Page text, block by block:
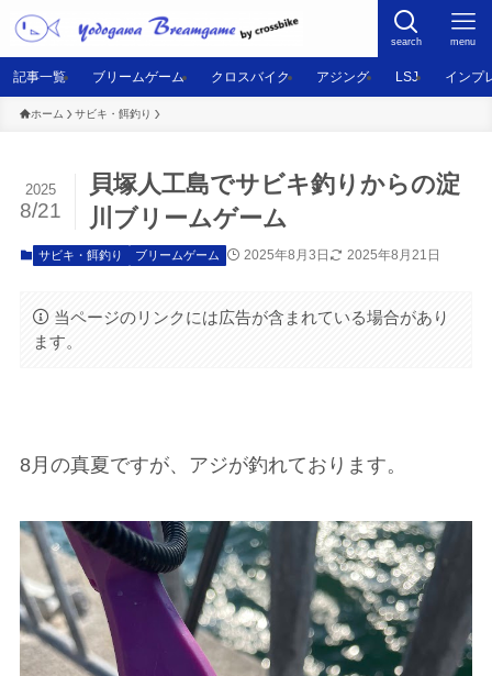
search menu
記事一覧 ブリームゲーム クロスバイク アジング LSJ インプ
ホーム サビキ・餌釣り
貝塚人工島でサビキ釣りからの淀
川ブリームゲーム
2025
8/21
サビキ・餌釣り ブリームゲーム 2025年8月3日 2025年8月21日
当ページのリンクには広告が含まれている場合があり
ます。
8月の真夏ですが、アジが釣れております。